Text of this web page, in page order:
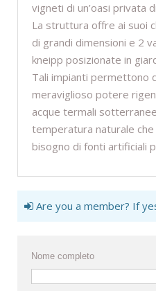
vigneti di un’oasi privata
La struttura offre ai suoi
di grandi dimensioni e 2
kneipp posizionate in
Tali impianti permettono
meraviglioso potere
acque termali
temperatura naturale che
bisogno di fonti artificiali
Are you a member? If
Nome completo